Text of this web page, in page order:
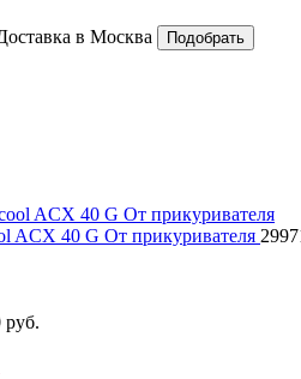
в Москва
ACX 40 G От прикуривателя
руб.